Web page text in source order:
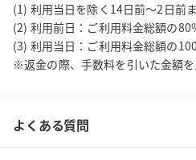
(1) 利用当日を除く14日前〜2日前
(2) 利用前日：ご利用料金総額の
(3) 利用当日：ご利用料金総額の
※返金の際、手数料を引いた金額を
よくある質問